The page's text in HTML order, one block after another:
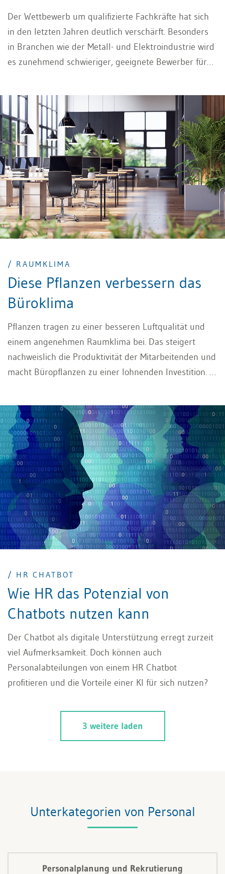
Der Wettbewerb um qualifizierte Fachkräfte hat sich
in den letzten Jahren deutlich verschärft. Besonders
in Branchen wie der Metall- und Elektroindustrie wird
es zunehmend schwieriger, geeignete Bewerber für
passgenau und nachhaltig zu besetzen. In diesem
Umfeld gewinnen professionelle
Personalvermittlungen weiter an Bedeutung –
besonders jene, die sich durch klare Spezialisierung
und nachweisbare Erfolge auszeichnen.
/ RAUMKLIMA
Diese Pflanzen verbessern das
Büroklima
Pflanzen tragen zu einer besseren Luftqualität und
einem angenehmen Raumklima bei. Das steigert
nachweislich die Produktivität der Mitarbeitenden und
macht Büropflanzen zu einer lohnenden Investition. In
Büro.
/ HR CHATBOT
Wie HR das Potenzial von
Chatbots nutzen kann
Der Chatbot als digitale Unterstützung erregt zurzeit
viel Aufmerksamkeit. Doch können auch
Personalabteilungen von einem HR Chatbot
profitieren und die Vorteile einer KI für sich nutzen?
3 weitere laden
Unterkategorien von Personal
Personalplanung und Rekrutierung